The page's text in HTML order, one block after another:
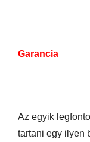
Garancia
Az egyik
tartani egy ilyen